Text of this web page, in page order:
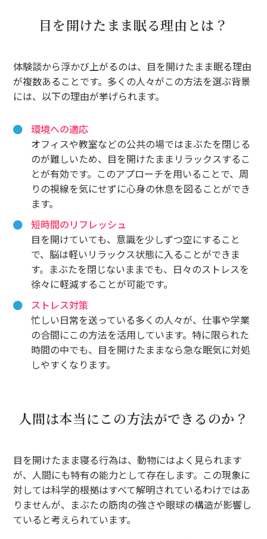
目を開けたまま眠る理由とは？
体験談から浮かび上がるのは、目を開けたまま眠る理由
が複数あることです。多くの人々がこの方法を選ぶ背景
には、以下の理由が挙げられます。
環境への適応
オフィスや教室などの公共の場ではまぶたを閉じる
のが難しいため、目を開けたままリラックスするこ
とが有効です。このアプローチを用いることで、周
りの視線を気にせずに心身の休息を図ることができ
ます。
短時間のリフレッシュ
目を開けていても、意識を少しずつ空にすること
で、脳は軽いリラックス状態に入ることができま
す。まぶたを閉じないままでも、日々のストレスを
徐々に軽減することが可能です。
ストレス対策
忙しい日常を送っている多くの人々が、仕事や学業
の合間にこの方法を活用しています。特に限られた
時間の中でも、目を開けたままなら急な眠気に対処
しやすくなります。
人間は本当にこの方法ができるのか？
目を開けたまま寝る行為は、動物にはよく見られます
が、人間にも特有の能力として存在します。この現象に
対しては科学的根拠はすべて解明されているわけではあ
りませんが、まぶたの筋肉の強さや眼球の構造が影響し
ていると考えられています。